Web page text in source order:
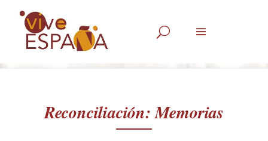
U
Reconciliación: Memorias